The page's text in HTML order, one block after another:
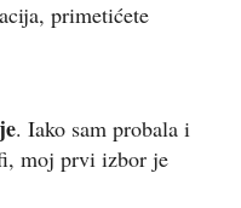
primetićete
. Iako sam probala i
moj prvi izbor je